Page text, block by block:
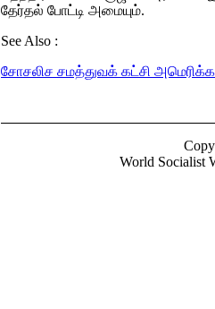
தேர்தல் போட்டி அமையும்.
See Also :
சோசலிச சமத்துவக் கட்சி
World Socialist